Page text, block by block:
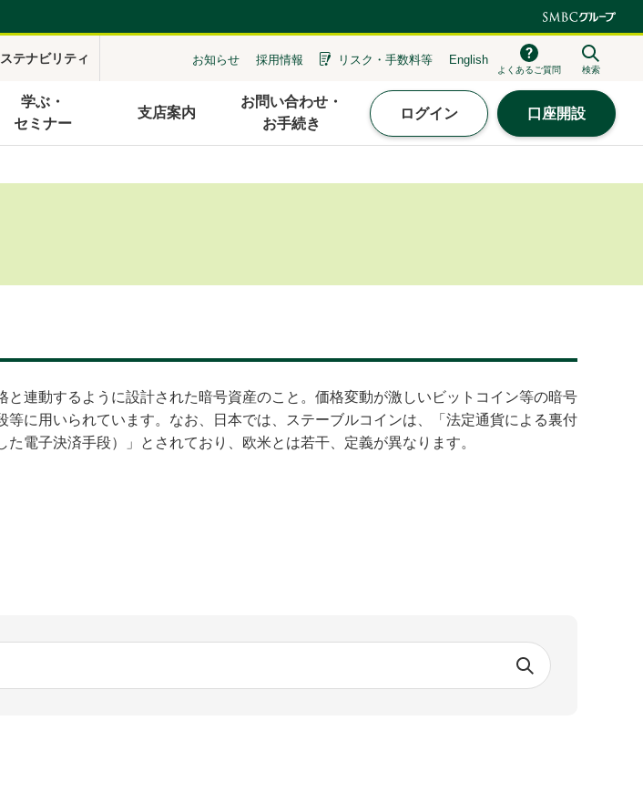
テナビリティ お知らせ 採用情報 リスク・ 手数料等 English
よくあるご質問 検索
学ぶ・
セミナー
支店案内
お問い合わせ・
お手続き
ログイン 口座開設
連動するように設計された暗号資産のこと。価格変動が激しいビットコイン等の暗号
に用いられています。なお、日本では、ステーブルコインは、「法定通貨による裏付
電子決済手段）」とされており、欧米とは若干、定義が異なります。